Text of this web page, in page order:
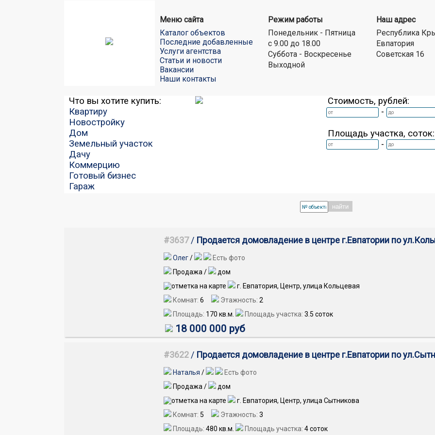
Меню сайта
Каталог объектов
Последние добавленные
Услуги агентства
Статьи и новости
Вакансии
Наши контакты
Режим работы
Понедельник - Пятница
с 9.00 до 18.00
Суббота - Воскресенье
Выходной
Наш адрес
Республика
Евпатория
Советская 16
Что вы хотите купить:
Квартиру
Новостройку
Дом
Земельный участок
Дачу
Коммерцию
Готовый бизнес
Гараж
Стоимость, рублей:
-
Площадь участка, соток:
-
найти
#3637/ Продается домовладение в центре г.Евпатории по
Олег/
Есть фото
Продажа /
дом
г. Евпатория, Центр, улица Кольцевая
Комнат: 6 Этажность: 2
Площадь: 170 кв.м. Площадь участка: 3.5 соток
18 000 000 руб
#3622 / Продается домовладение в центре г.Евпатории по
Наталья /
Есть фото
Продажа /
дом
г. Евпатория, Центр, улица Сытникова
Комнат: 5 Этажность: 3
Площадь: 480 кв.м. Площадь участка: 4 соток